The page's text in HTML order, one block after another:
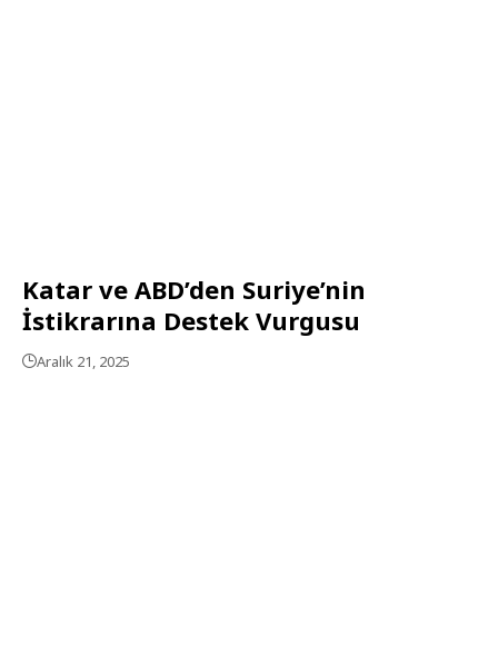
Katar ve ABD’den Suriye’nin
İstikrarına Destek Vurgusu
Aralık 21, 2025